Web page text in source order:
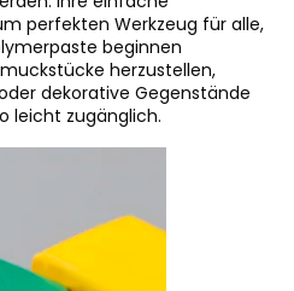
perfekten Werkzeug für alle,
beginnen
herzustellen,
dekorative Gegenstände
leicht zugänglich.